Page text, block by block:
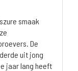
smaak
De
uit jong
jaar lang heeft